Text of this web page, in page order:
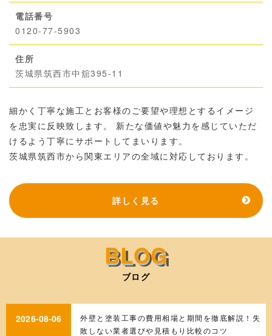
電話番号
0120-77-5903
住所
茨城県筑西市中舘395-11
細かく丁寧な施工とお客様のご要望や理想とするイメージ
を忠実に反映致します。 新たな価値や魅力を感じていただ
けるよう丁寧にサポートしてまいります。
茨城県筑西市から関東エリアの全域に対応しております。
詳しく見る
ブログ
2026-08-06
外壁と塗装工事の費用相場と期間を徹底解説！失
敗しない業者選びや見積もり比較のコツ